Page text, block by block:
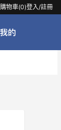
購物車(0)登入/註冊